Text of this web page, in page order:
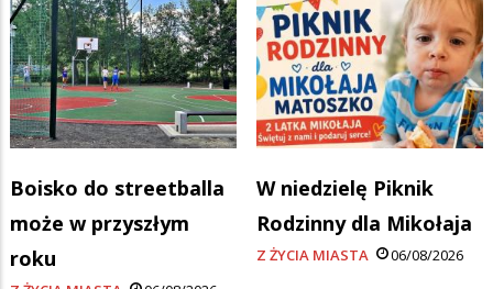
Boisko do streetballa
może w przyszłym
roku
W niedzielę Piknik
Rodzinny dla Mikołaja
Z ŻYCIA MIASTA 06/08/2026